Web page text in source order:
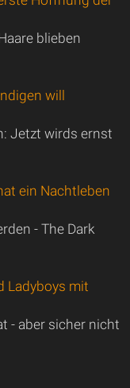
blieben
will
Jetzt wirds ernst
ein Nachtleben
- The Dark
Ladyboys mit
- aber sicher nicht